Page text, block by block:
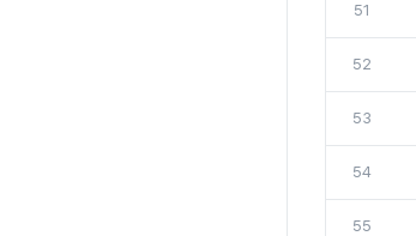
51
52
53
54
55